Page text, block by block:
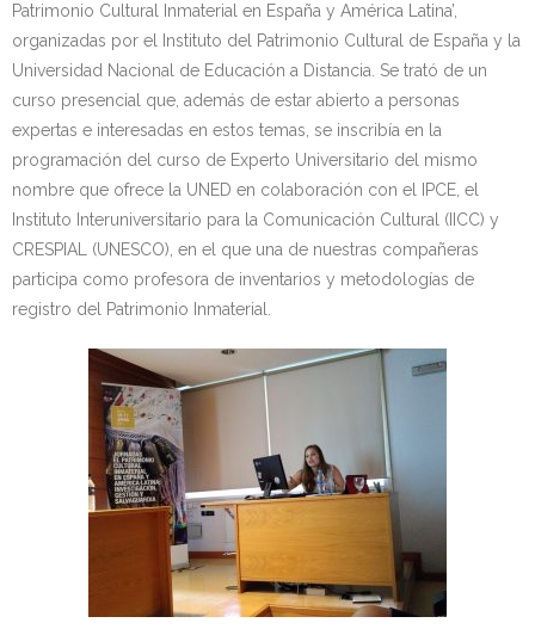
Patrimonio Cultural Inmaterial en España y América Latina’,
organizadas por el Instituto del Patrimonio Cultural de España y la
Universidad Nacional de Educación a Distancia. Se trató de un
curso presencial que, además de estar abierto a personas
expertas e interesadas en estos temas, se inscribía en la
programación del curso de Experto Universitario del mismo
nombre que ofrece la UNED en colaboración con el IPCE, el
Instituto Interuniversitario para la Comunicación Cultural (IICC) y
CRESPIAL (UNESCO), en el que una de nuestras compañeras
participa como profesora de inventarios y metodologías de
registro del Patrimonio Inmaterial.